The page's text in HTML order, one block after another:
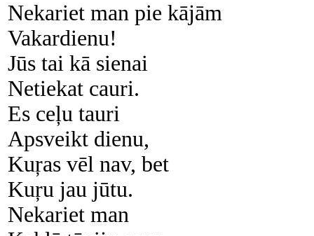
Nekariet man pie kājām
Vakardienu!
Jūs tai kā sienai
Netiekat cauri.
Es ceļu tauri
Apsveikt dienu,
Kuŗas vēl nav, bet
Kuŗu jau jūtu.
Nekariet man